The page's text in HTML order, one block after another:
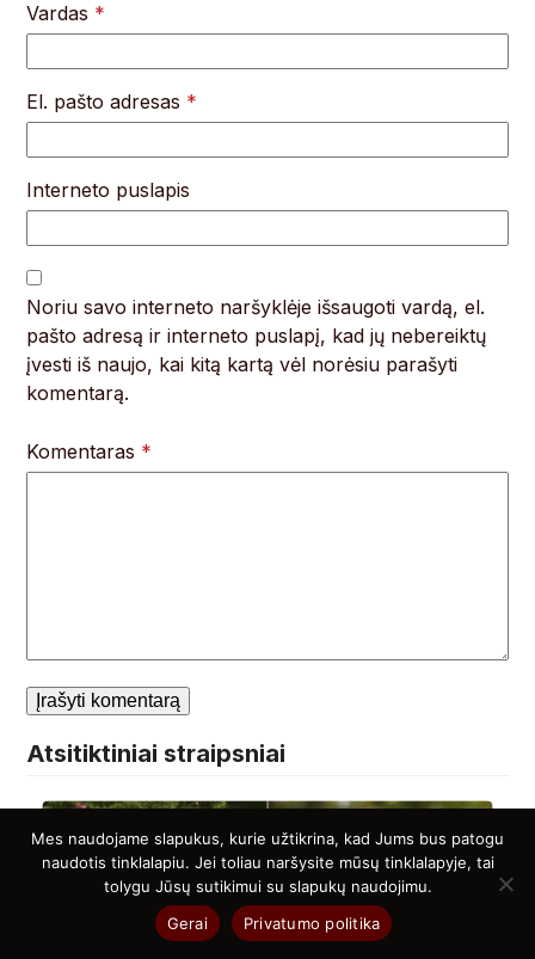
Vardas *
El. pašto adresas *
Interneto puslapis
Noriu savo interneto naršyklėje išsaugoti vardą, el.
pašto adresą ir interneto puslapį, kad jų nebereiktų
įvesti iš naujo, kai kitą kartą vėl norėsiu parašyti
komentarą.
Komentaras *
Atsitiktiniai straipsniai
Žolininkė Jolanta ragina greičiau
prisirinkti šių žolelių: jos – aukso
gysla organizmui
Mes naudojame slapukus, kurie užtikrina, kad Jums bus patogu
naudotis tinklalapiu. Jei toliau naršysite mūsų tinklalapyje, tai
tolygu Jūsų sutikimui su slapukų naudojimu.
Gerai
Privatumo politika